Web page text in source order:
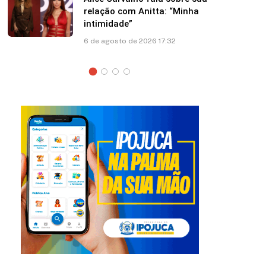
recorde mundial ao andar
sobre asa de avião; veja vídeo
6 de agosto de 2026 13:03